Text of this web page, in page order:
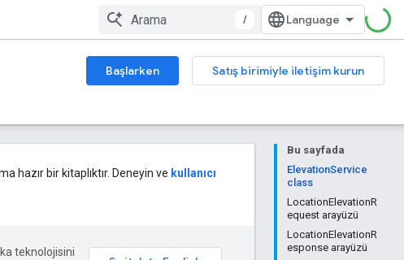
/
Başlarken
Satış birimiyle iletişim kurun
Bu sayfada
ElevationService
class
LocationElevationR
equest arayüzü
LocationElevationR
esponse arayüzü
hazır bir kitaplıktır. Deneyin ve kullanıcı
teknolojisini